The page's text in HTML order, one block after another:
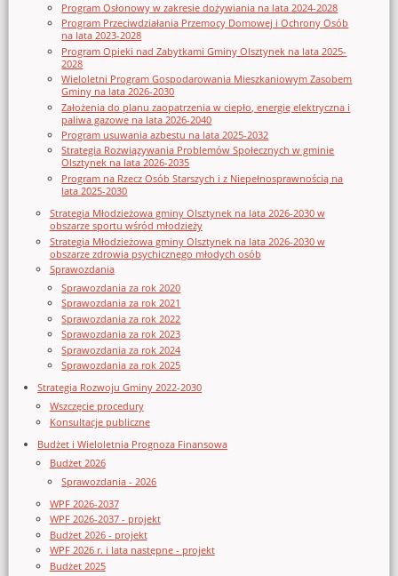
Program Osłonowy w zakresie dożywiania na lata 2024-2028
Program Przeciwdziałania Przemocy Domowej i Ochrony Osób
na lata 2023-2028
Program Opieki nad Zabytkami Gminy Olsztynek na lata 2025-
2028
Wieloletni Program Gospodarowania Mieszkaniowym Zasobem
Gminy na lata 2026-2030
Założenia do planu zaopatrzenia w ciepło, energię elektryczna i
paliwa gazowe na lata 2026-2040
Program usuwania azbestu na lata 2025-2032
Strategia Rozwiązywania Problemów Społecznych w gminie
Olsztynek na lata 2026-2035
Program na Rzecz Osób Starszych i z Niepełnosprawnością na
lata 2025-2030
Strategia Młodzieżowa gminy Olsztynek na lata 2026-2030 w
obszarze sportu wśród młodzieży
Strategia Młodzieżowa gminy Olsztynek na lata 2026-2030 w
obszarze zdrowia psychicznego młodych osób
Sprawozdania
Sprawozdania za rok 2020
Sprawozdania za rok 2021
Sprawozdania za rok 2022
Sprawozdania za rok 2023
Sprawozdania za rok 2024
Sprawozdania za rok 2025
Strategia Rozwoju Gminy 2022-2030
Wszczęcie procedury
Konsultacje publiczne
Budżet i Wieloletnia Prognoza Finansowa
Budżet 2026
Sprawozdania - 2026
WPF 2026-2037
WPF 2026-2037 - projekt
Budżet 2026 - projekt
WPF 2026 r. i lata następne - projekt
Budżet 2025